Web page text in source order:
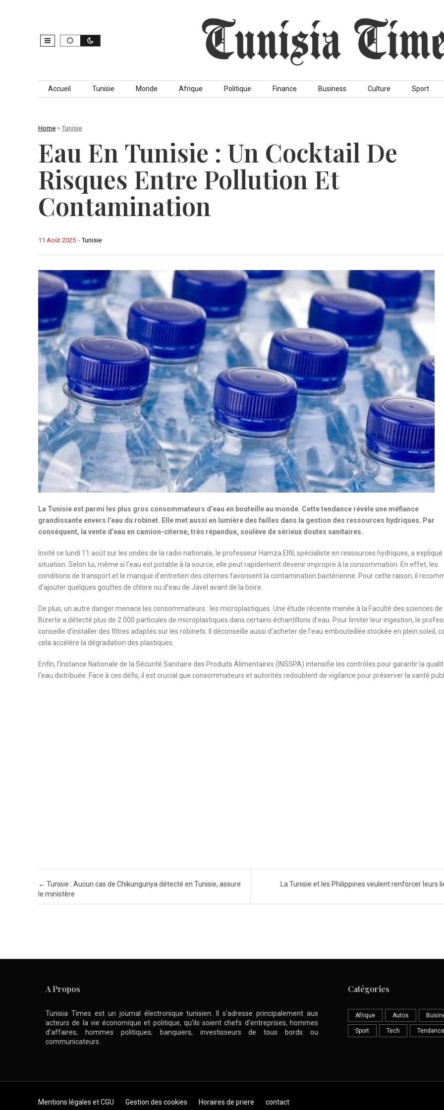
Skip to content
Accueil Tunisie Monde Afrique Politique Finance Business Culture Sport
Home > Tunisie
Eau En Tunisie : Un Cocktail De
Risques Entre Pollution Et
Contamination
-Tunisie
11 Août 2025
La Tunisie est parmi les plus gros consommateurs d’eau en bouteille au monde. Cette tendance révèle une méfiance
grandissante envers l’eau du robinet. Elle met aussi en lumière des failles dans la gestion des ressources hydriques. Par
conséquent, la vente d’eau en camion-citerne, très répandue, soulève de sérieux doutes sanitaires.
Invité ce lundi 11 août sur les ondes de la radio nationale, le professeur Hamza Elfil, spécialiste en ressources hydriques, a expliqué
situation. Selon lui, même si l’eau est potable à la source, elle peut rapidement devenir impropre à la consommation. En effet, les
conditions de transport et le manque d’entretien des citernes favorisent la contamination bactérienne. Pour cette raison, il
d’ajouter quelques gouttes de chlore ou d’eau de Javel avant de la boire.
De plus, un autre danger menace les consommateurs : les microplastiques. Une étude récente menée à la Faculté des sciences de
Bizerte a détecté plus de 2 000 particules de microplastiques dans certains échantillons d’eau. Pour limiter leur ingestion, le
conseille d’installer des filtres adaptés sur les robinets. Il déconseille aussi d’acheter de l’eau embouteillée stockée en plein soleil,
cela accélère la dégradation des plastiques.
Enfin, l’Instance Nationale de la Sécurité Sanitaire des Produits Alimentaires (INSSPA) intensifie les contrôles pour garantir la
l’eau distribuée. Face à ces défis, il est crucial que consommateurs et autorités redoublent de vigilance pour préserver la santé
Post navigation
← Tunisie : Aucun cas de Chikungunya détecté en Tunisie, assure
le ministère
La Tunisie et les Philippines veulent renforcer leurs
A Propos
Tunisia Times est un journal électronique tunisien. Il s’adresse principalement aux
acteurs de la vie économique et politique, qu’ils soient chefs d’entreprises, hommes
d’affaires, hommes politiques, banquiers, investisseurs de tous bords ou
communicateurs .
Catégories
Afrique Autos
Sport Tech Tendance
Skip to content
Mentions légales et CGU Gestion des cookies Horaires de priere contact